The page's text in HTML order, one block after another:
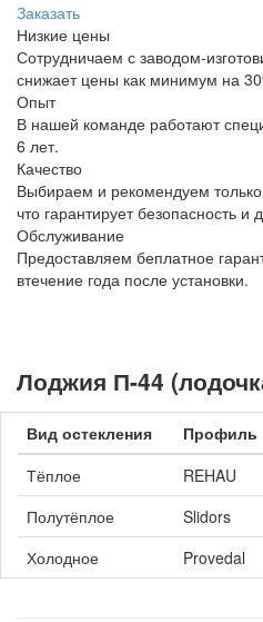
Заказать
Низкие цены
Сотрудничаем с заводом-
снижает цены как минимум на
Опыт
В нашей команде работают
6 лет.
Качество
Выбираем и рекомендуем
что гарантирует безопасность и
Обслуживание
Предоставляем беплатное
втечение года после установки.
Лоджия П-44
Вид остекления Профиль
Тёплое
REHAU
Полутёплое
Slidors
Холодное
Provedal